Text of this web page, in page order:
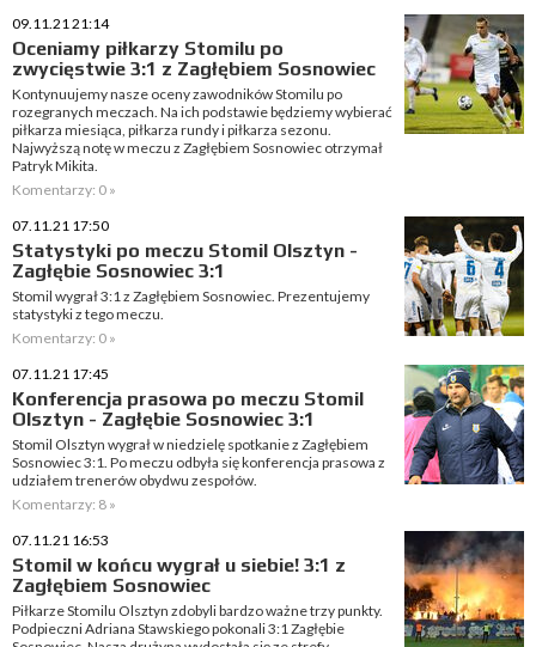
09.11.21 21:14
Oceniamy piłkarzy Stomilu po
zwycięstwie 3:1 z Zagłębiem Sosnowiec
Kontynuujemy nasze oceny zawodników Stomilu po
rozegranych meczach. Na ich podstawie będziemy wybierać
piłkarza miesiąca, piłkarza rundy i piłkarza sezonu.
Najwyższą notę w meczu z Zagłębiem Sosnowiec otrzymał
Patryk Mikita.
Komentarzy: 0 »
07.11.21 17:50
Statystyki po meczu Stomil Olsztyn -
Zagłębie Sosnowiec 3:1
Stomil wygrał 3:1 z Zagłębiem Sosnowiec. Prezentujemy
statystyki z tego meczu.
Komentarzy: 0 »
07.11.21 17:45
Konferencja prasowa po meczu Stomil
Olsztyn - Zagłębie Sosnowiec 3:1
Stomil Olsztyn wygrał w niedzielę spotkanie z Zagłębiem
Sosnowiec 3:1. Po meczu odbyła się konferencja prasowa z
udziałem trenerów obydwu zespołów.
Komentarzy: 8 »
07.11.21 16:53
Stomil w końcu wygrał u siebie! 3:1 z
Zagłębiem Sosnowiec
Piłkarze Stomilu Olsztyn zdobyli bardzo ważne trzy punkty.
Podpieczni Adriana Stawskiego pokonali 3:1 Zagłębie